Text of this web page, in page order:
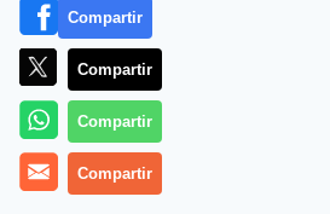
Una familia hispana de
Unadolescente de 14 años
Compartir
Compartir
Compartir
Compartir